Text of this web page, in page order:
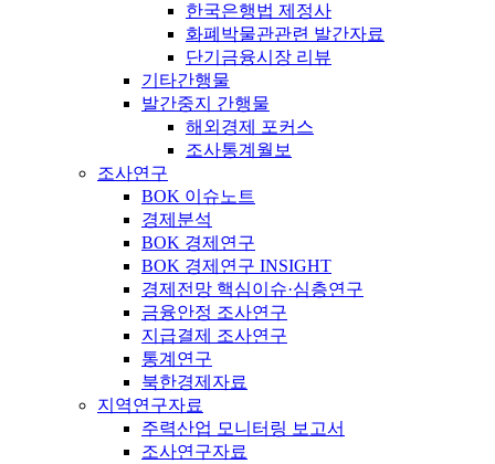
한국은행법 제정사
화폐박물관관련 발간자료
단기금융시장 리뷰
기타간행물
발간중지 간행물
해외경제 포커스
조사통계월보
조사연구
BOK 이슈노트
경제분석
BOK 경제연구
BOK 경제연구 INSIGHT
경제전망 핵심이슈·심층연구
금융안정 조사연구
지급결제 조사연구
통계연구
북한경제자료
지역연구자료
주력산업 모니터링 보고서
조사연구자료